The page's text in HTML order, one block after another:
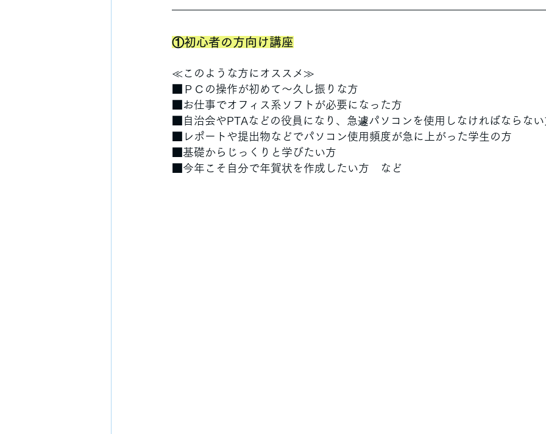
①初心者の方向け講座
≪このような方にオススメ≫
■ＰＣの操作が初めて～久し振りな方
■お仕事でオフィス系ソフトが必要になった方
■自治会やPTAなどの役員になり、急遽パソコンを使用しなければならな
■レポートや提出物などでパソコン使用頻度が急に上がった学生の方
■基礎からじっくりと学びたい方
■今年こそ自分で年賀状を作成したい方　など